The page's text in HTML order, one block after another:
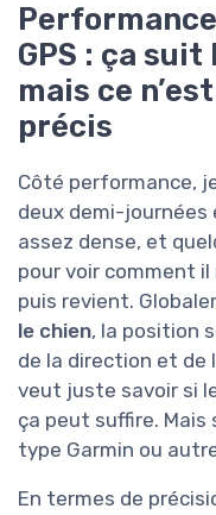
GPS : ça suit
mais ce
précis
Côté performance,
deux demi-journées
assez dense, et
pour voir comment il
puis revient.
le chien, la position
de la direction et de
veut juste savoir si
ça peut suffire.
type Garmin ou
En termes de